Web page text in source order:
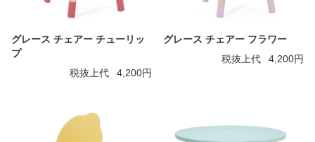
グレース チェアー チューリッ
プ
税抜上代
4,200円
グレース チェアー フラワー
税抜上代
4,200円